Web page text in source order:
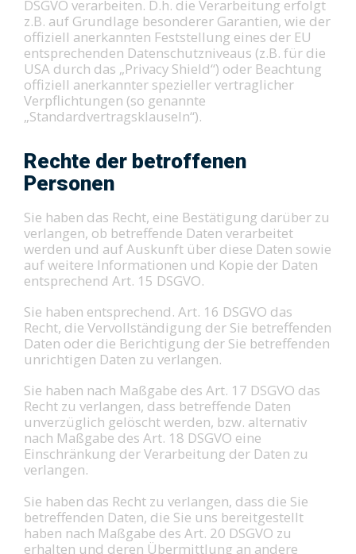
DSGVO verarbeiten. D.h. die Verarbeitung erfolgt
z.B. auf Grundlage besonderer Garantien, wie der
offiziell anerkannten Feststellung eines der EU
entsprechenden Datenschutzniveaus (z.B. für die
USA durch das „Privacy Shield“) oder Beachtung
offiziell anerkannter spezieller vertraglicher
Verpflichtungen (so genannte
„Standardvertragsklauseln“).
Rechte der betroffenen
Personen
Sie haben das Recht, eine Bestätigung darüber zu
verlangen, ob betreffende Daten verarbeitet
werden und auf Auskunft über diese Daten sowie
auf weitere Informationen und Kopie der Daten
entsprechend Art. 15 DSGVO.
Sie haben entsprechend. Art. 16 DSGVO das
Recht, die Vervollständigung der Sie betreffenden
Daten oder die Berichtigung der Sie betreffenden
unrichtigen Daten zu verlangen.
Sie haben nach Maßgabe des Art. 17 DSGVO das
Recht zu verlangen, dass betreffende Daten
unverzüglich gelöscht werden, bzw. alternativ
nach Maßgabe des Art. 18 DSGVO eine
Einschränkung der Verarbeitung der Daten zu
verlangen.
Sie haben das Recht zu verlangen, dass die Sie
betreffenden Daten, die Sie uns bereitgestellt
haben nach Maßgabe des Art. 20 DSGVO zu
erhalten und deren Übermittlung an andere